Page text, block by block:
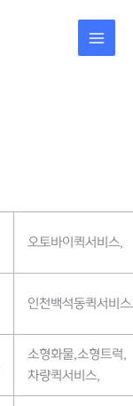
오토바이퀵서비스,
인천백석동퀵서비
소형화물,소형트럭,
차량퀵서비스,